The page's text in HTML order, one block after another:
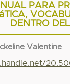
PARA
DENTRO
Valentine